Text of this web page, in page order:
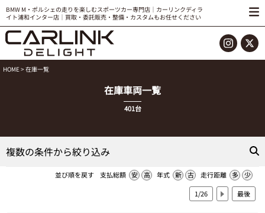
BMW M・ポルシェの走りを楽しむスポーツカー専門店｜カーリンクディラ
イト浦和インター店｜買取・委託販売・整備・カスタムもお任せください
HOME> 在庫一覧
在庫車両一覧
401台
複数の条件から絞り込み
並び順を戻す 支払総額 安 高 年式 新 古 走行距離 多
少
1/26
最後